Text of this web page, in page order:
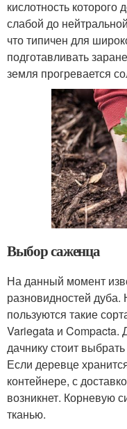
кислотность
слабой до
что типичен для
подготавливать
земля прогревается
Выбор саженца
На данный момент
разновидностей
пользуются такие
Variegata и Compacta.
дачнику стоит
Если деревце
контейнере, с
возникнет. Корневую
тканью.